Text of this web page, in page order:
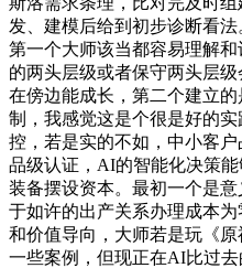
发、建模后给到初步诊断看
第一个大师该当都容易理解
的两头层级或者保守两头层
在傍边能成长，第二个建立
制，我感觉这是个很是好的
控，若是实的不如，中小客
品级认证，AI的智能化决策
装备摆设资本。最初一个是
于如许的出产关系办理成本
和价值导向，大师若是玩《
一些案例，但现正在AI比过